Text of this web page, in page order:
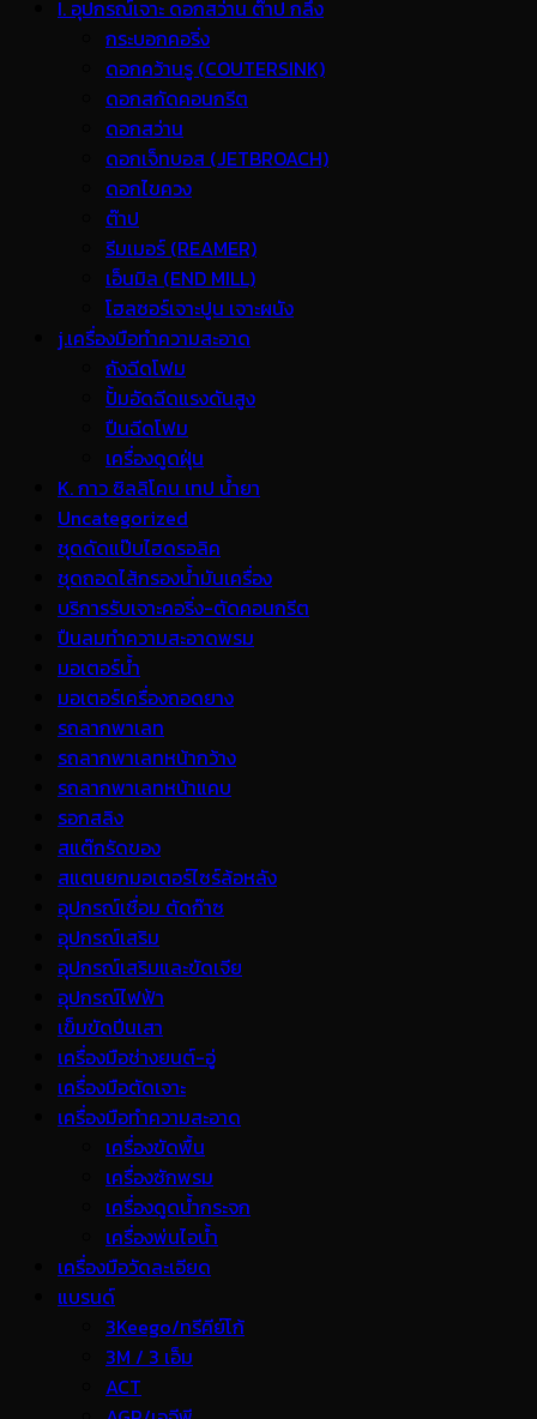
I. อุปกรณ์เจาะ ดอกสว่าน ต๊าป กลึง
กระบอกคอริ่ง
ดอกคว้านรู (COUTERSINK)
ดอกสกัดคอนกรีต
ดอกสว่าน
ดอกเจ็ทบอส (JETBROACH)
ดอกไขควง
ต๊าป
รีมเมอร์ (REAMER)
เอ็นมิล (END MILL)
โฮลซอร์เจาะปูน เจาะผนัง
j.เครื่องมือทำความสะอาด
ถังฉีดโฟม
ปั้มอัดฉีดแรงดันสูง
ปืนฉีดโฟม
เครื่องดูดฝุ่น
K. กาว ซิลลิโคน เทป น้ำยา
Uncategorized
ชุดดัดแป๊บไฮดรอลิค
ชุดถอดไส้กรองน้ำมันเครื่อง
บริการรับเจาะคอริ่ง-ตัดคอนกรีต
ปืนลมทำความสะอาดพรม
มอเตอร์น้ำ
มอเตอร์เครื่องถอดยาง
รถลากพาเลท
รถลากพาเลทหน้ากว้าง
รถลากพาเลทหน้าแคบ
รอกสลิง
สแต๊กรัดของ
สแตนยกมอเตอร์ไซร์ล้อหลัง
อุปกรณ์เชื่อม ตัดก๊าซ
อุปกรณ์เสริม
อุปกรณ์เสริมและขัดเจีย
อุปกรณ์ไฟฟ้า
เข็มขัดปีนเสา
เครื่องมือช่างยนต์-อู่
เครื่องมือตัดเจาะ
เครื่องมือทำความสะอาด
เครื่องขัดพื้น
เครื่องซักพรม
เครื่องดูดน้ำกระจก
เครื่องพ่นไอน้ำ
เครื่องมือวัดละเอียด
แบรนด์
3Keego/ทรีคีย์โก้
3M / 3 เอ็ม
ACT